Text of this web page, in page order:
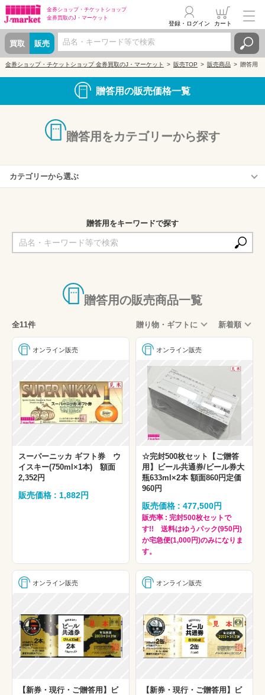
金券ショップ・ チケットショップ
金券買取のJ・マーケット
買取 販売
登録・ログイン カート
金券ショップ・チケットショップ 金券買取のJ・マーケット 販売TOP 販売商品 贈答用
贈答用の販売価格一覧
贈答用をカテゴリーから探す
カテゴリーから選ぶ
2,001～4,000円(予算)
4,001～5,000円(予算)
百貨店ギフトカード
図書カード
ビール券
お米券(おこめ券)
ハーゲンダッツ ミニカップギフト
贈答用をキーワードで探す
贈答用の販売商品一覧
全11件 贈り物・ギフトに 新着順
オンライン販売
スーパーニッカ ギフト券 ウ
イスキー(750ml×1本) 額面
2,352円
販売価格 : 1,882円
オンライン販売
☆完封500枚セット【ご贈答
用】ビール共通券/ビール券大
瓶633ml×2本 額面860円定価
960円
販売価格 : 477,500円
販売率 : 完封500枚セットで
す!! 送料はゆうパック(950円)
か宅急便(1,000円)のみになりま
す。
オンライン販売
【新券・現行・ご贈答用】ビ
オンライン販売
【新券・現行・ご贈答用】ビ